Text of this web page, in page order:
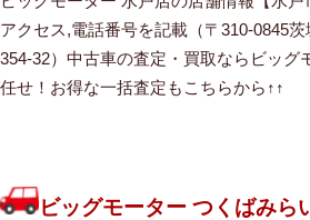
アクセス,電話番号を記載（〒310-0845
354-32）中古車の査定・買取ならビッグ
任せ！お得な一括査定もこちらから↑↑
ビッグモーター つくばみら